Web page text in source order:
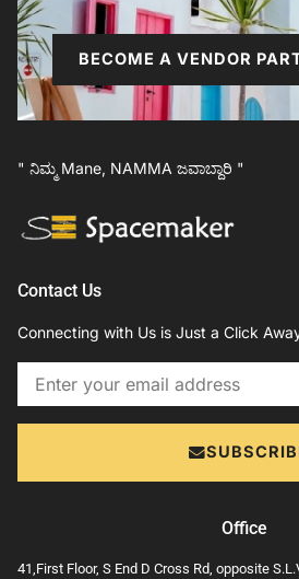
BECOME A VENDOR
" ನಿಮ್ಮ Mane, NAMMA ಜವಾಬ್ದಾರಿ "
Contact Us
Connecting with Us is Just a Click
Email
Office
41,First Floor, S End D Cross Rd, opposite